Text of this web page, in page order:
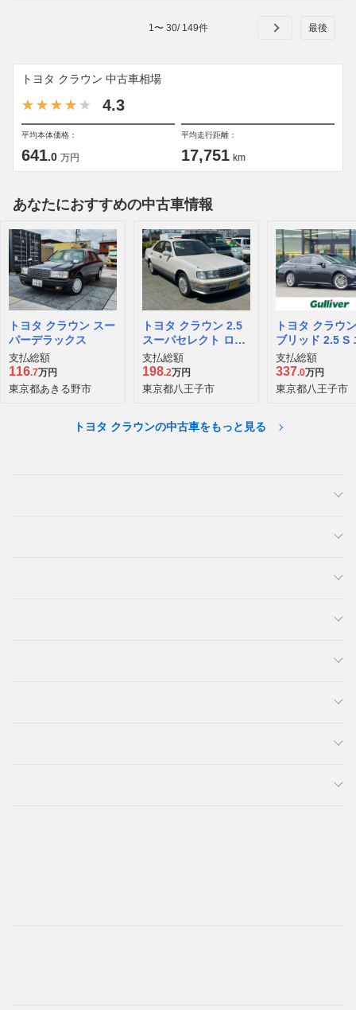
1 〜 30/ 149件
トヨタ クラウン 中古車相場
4.3
平均本体価格：
641.0 万円
平均走行距離：
17,751 km
あなたにおすすめの中古車情報
トヨタ クラウン スー
パーデラックス
支払総額
116.7万円
東京都あきる野市
トヨタ クラウン 2.5
スーパセレクト ロイ
ヤルエクストラ
支払総額
198.2万円
東京都八王子市
トヨタ クラウ
ブリッド 2.5 S
ガンス スタイ
支払総額
337.0万円
東京都八王子市
トヨタ クラウンの中古車をもっと見る